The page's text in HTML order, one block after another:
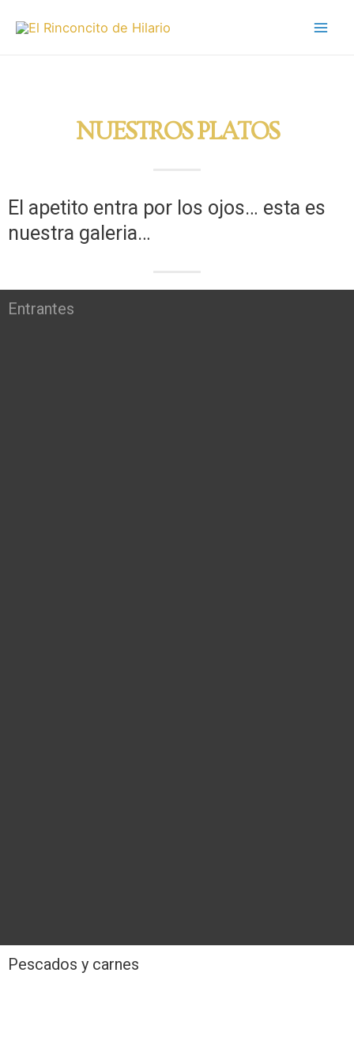
NUESTROS PLATOS
El apetito entra por los ojos… esta es
nuestra galeria…
Entrantes
Pescados y carnes